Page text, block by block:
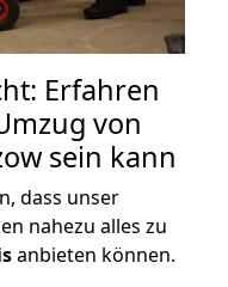
Erfahren
von
sein kann
dass unser
nahezu alles zu
anbieten können.